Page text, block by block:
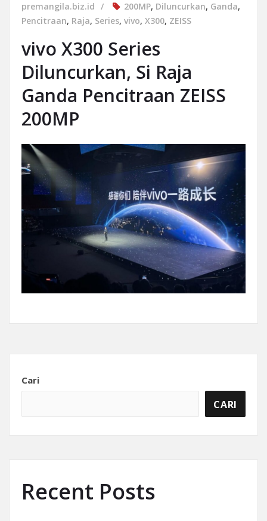
premangila.biz.id
200MP, Diluncurkan, Ganda,
Pencitraan, Raja, Series, vivo, X300, ZEISS
vivo X300 Series
Diluncurkan, Si Raja
Ganda Pencitraan ZEISS
200MP
Cari
CARI
Recent Posts